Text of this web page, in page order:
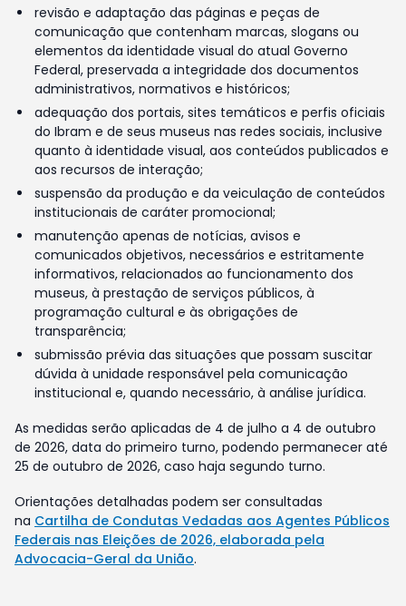
revisão e adaptação das páginas e peças de
comunicação que contenham marcas, slogans ou
elementos da identidade visual do atual Governo
Federal, preservada a integridade dos documentos
administrativos, normativos e históricos;
adequação dos portais, sites temáticos e perfis oficiais
do Ibram e de seus museus nas redes sociais, inclusive
quanto à identidade visual, aos conteúdos publicados e
aos recursos de interação;
suspensão da produção e da veiculação de conteúdos
institucionais de caráter promocional;
manutenção apenas de notícias, avisos e
comunicados objetivos, necessários e estritamente
informativos, relacionados ao funcionamento dos
museus, à prestação de serviços públicos, à
programação cultural e às obrigações de
transparência;
submissão prévia das situações que possam suscitar
dúvida à unidade responsável pela comunicação
institucional e, quando necessário, à análise jurídica.
As medidas serão aplicadas de 4 de julho a 4 de outubro
de 2026, data do primeiro turno, podendo permanecer até
25 de outubro de 2026, caso haja segundo turno.
Orientações detalhadas podem ser consultadas
na Cartilha de Condutas Vedadas aos Agentes Públicos
Federais nas Eleições de 2026, elaborada pela
Advocacia-Geral da União.